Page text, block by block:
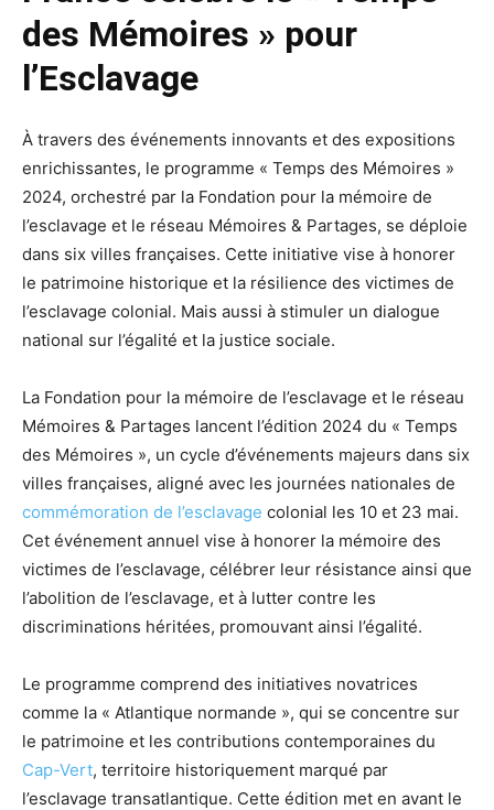
des Mémoires » pour
l’Esclavage
À travers des événements innovants et des expositions
enrichissantes, le programme « Temps des Mémoires »
2024, orchestré par la Fondation pour la mémoire de
l’esclavage et le réseau Mémoires & Partages, se déploie
dans six villes françaises. Cette initiative vise à honorer
le patrimoine historique et la résilience des victimes de
l’esclavage colonial. Mais aussi à stimuler un dialogue
national sur l’égalité et la justice sociale.
La Fondation pour la mémoire de l’esclavage et le réseau
Mémoires & Partages lancent l’édition 2024 du « Temps
des Mémoires », un cycle d’événements majeurs dans six
villes françaises, aligné avec les journées nationales de
commémoration de l’esclavage colonial les 10 et 23 mai.
Cet événement annuel vise à honorer la mémoire des
victimes de l’esclavage, célébrer leur résistance ainsi que
l’abolition de l’esclavage, et à lutter contre les
discriminations héritées, promouvant ainsi l’égalité.
Le programme comprend des initiatives novatrices
comme la « Atlantique normande », qui se concentre sur
le patrimoine et les contributions contemporaines du
Cap-Vert, territoire historiquement marqué par
l’esclavage transatlantique. Cette édition met en avant le